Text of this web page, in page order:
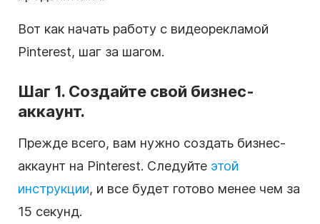
Вот как начать работу с видеорекламой
Pinterest, шаг за шагом.
Шаг 1. Создайте свой бизнес-
аккаунт.
Прежде всего, вам нужно создать бизнес-
аккаунт на Pinterest. Следуйте этой
инструкции, и все будет готово менее чем за
15 секунд.